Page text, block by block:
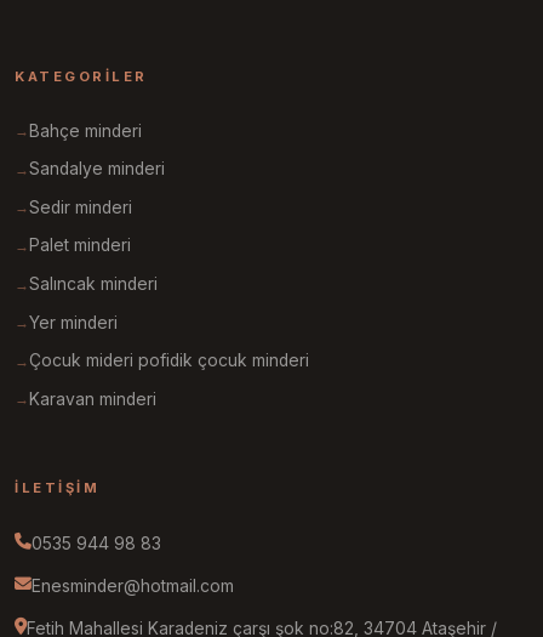
KATEGORILER
Bahçe minderi
Sandalye minderi
Sedir minderi
Palet minderi
Salıncak minderi
Yer minderi
Çocuk mideri pofidik çocuk minderi
Karavan minderi
İLETIŞIM
0535 944 98 83
Enesminder@hotmail.com
Fetih Mahallesi Karadeniz çarşı şok no:82, 34704 Ataşehir /